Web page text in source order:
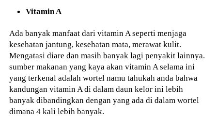
Vitamin A
Ada banyak manfaat dari vitamin A seperti menjaga
kesehatan jantung, kesehatan mata, merawat kulit.
Mengatasi diare dan masih banyak lagi penyakit lainnya.
sumber makanan yang kaya akan vitamin A selama ini
yang terkenal adalah wortel namu tahukah anda bahwa
kandungan vitamin A di dalam daun kelor ini lebih
banyak dibandingkan dengan yang ada di dalam wortel
dimana 4 kali lebih banyak.